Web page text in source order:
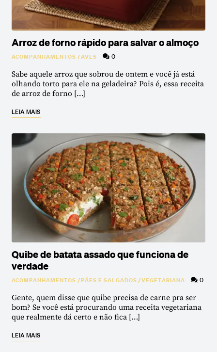
Arroz de forno rápido para salvar o almoço
ACOMPANHAMENTOS /AVES 0
Sabe aquele arroz que sobrou de ontem e você já está
olhando torto para ele na geladeira? Pois é, essa receita
de arroz de forno […]
LEIA MAIS
Quibe de batata assado que funciona de
verdade
ACOMPANHAMENTOS /PÃES E SALGADOS/VEGETARIANA 0
Gente, quem disse que quibe precisa de carne pra ser
bom? Se você está procurando uma receita vegetariana
que realmente dá certo e não fica […]
LEIA MAIS